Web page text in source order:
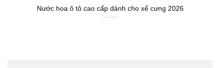
Nước hoa ô tô cao cấp dành cho xế cưng 2026